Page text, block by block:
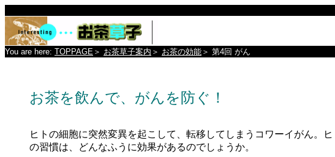
You are here: TOPPAGE ＞ お茶草子案内 ＞ お茶の効能 ＞ 第4回 がん
お茶を飲んで、がんを防ぐ！
ヒトの細胞に突然変異を起こして、転移してしまうコワーイがん。
の習慣は、どんなふうに効果があるのでしょうか。